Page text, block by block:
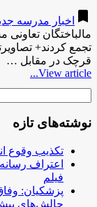
bookmark اخبار مدرسه
مالباختگان
تجمع کردند+
قرچک در مقابل …
View article...
نوشته‌های تازه
تکذیب وقوع
اعتراف
فیلم
پزشکیان:
چالش‌های